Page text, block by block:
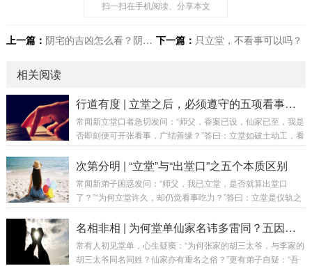
扫一扫在手机阅读、分享本文
上一篇： 阴宅的吉凶怎么看？阴宅龙气呢? 下一篇： 只立堂，不看事可以吗？
相关阅读
行道有度 | 立堂之后，必须遵守的五项看事原则
常闻新立堂口者急切发问：“师父，香案已设，仙家已至，我是
否即刻便可开张看事，广结善缘？”答曰：立堂如破土动工，看
事如开门迎客。若地基未稳、砖瓦未干，便急于开张，轻则墙
裂屋漏，重则房倒人伤。行道之事，急不来，亦乱不得。今日
章：原则一——立堂不等于可以看事（需经磨合）核心要义：
仪式完成，仅是“领证”，尚未“上岗”。立堂是将仙家请回“家”，
务：每日香火不断：建立稳定的沟通习惯，...
次第分明 | “立堂”与“出堂口”之五个本质区别
常闻新弟子困惑发问：“师父，我已立堂，是否就算出堂口
了？”“为何立堂许久，却仍觉看事吃力？”答曰：立堂是仪轨之
始，出堂口是功夫之成。 二者如婚礼与过日子，虽有关联，实
为两事。若混为一谈，则易生急功近利之心，反成修行路上之
别一——性质不同（仪式 vs 状态）立堂（仪式）如新婚典礼，
名相非相 | 为何堂单仙家名讳多雷同？五因详解
常有人初见堂单，心生疑窦：“为何张家的胡三太爷，与李家的
胡三太爷同名同姓？仙家亦有重名之俗？”更有弟子自疑：“吾